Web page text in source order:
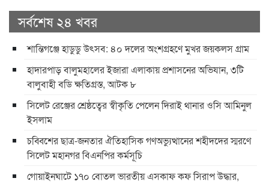
সর্বশেষ ২৪ খবর
শান্তিগঞ্জে হাডুডু উৎসব: ৪০ দলের অংশগ্রহণে মুখর জয়কলস গ্রাম
হাদারপাড় বালুমহালের ইজারা এলাকায় প্রশাসনের অভিযান, ৩টি
বালুবাহী বডি ক্ষতিগ্রস্ত, আটক ৮
সিলেট রেঞ্জের শ্রেষ্ঠত্বের স্বীকৃতি পেলেন দিরাই থানার ওসি আমিনুল
ইসলাম
চব্বিশের ছাত্র-জনতার ঐতিহাসিক গণঅভ্যুত্থানের শহীদদের স্মরণে
সিলেট মহানগর বিএনপির কর্মসূচি
গোয়াইনঘাটে ১৭০ বোতল ভারতীয় এসকাফ কফ সিরাপ উদ্ধার,